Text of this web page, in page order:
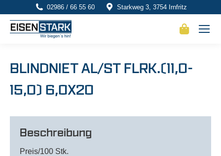
02986 / 66 55 60 Starkweg 3, 3754 Irnfritz
BLINDNIET AL/ST FLRK.(11,0-
15,0) 6,0X20
Beschreibung
Preis/100 Stk.